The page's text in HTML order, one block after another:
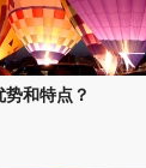
和特点？